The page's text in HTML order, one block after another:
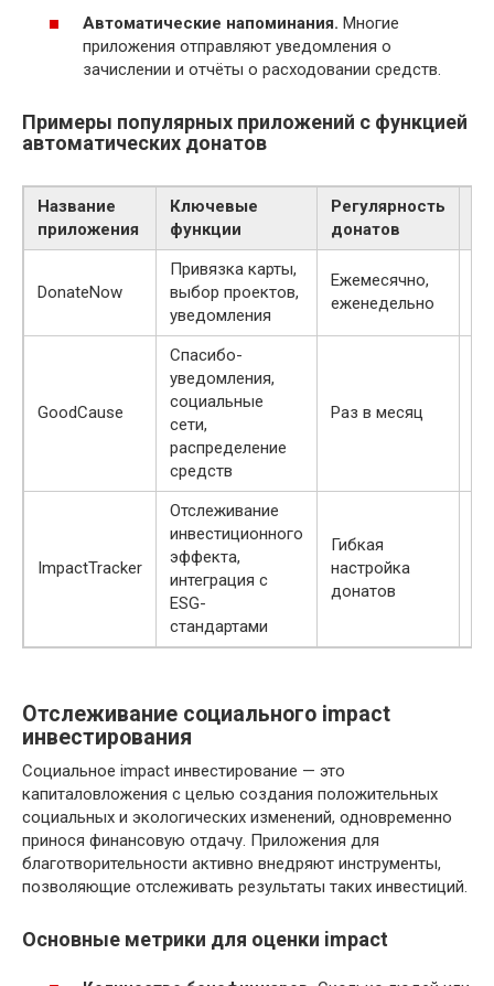
Автоматические напоминания. Многие
приложения отправляют уведомления о
зачислении и отчёты о расходовании средств.
Примеры популярных приложений с функцией
автоматических донатов
Название
приложения
Ключевые
функции
Регулярность
донатов
DonateNow
Привязка карты,
выбор проектов,
уведомления
Ежемесячно,
еженедельно
GoodCause
Спасибо-
уведомления,
социальные
сети,
распределение
средств
Раз в месяц
ImpactTracker
Отслеживание
инвестиционного
эффекта,
интеграция с
ESG-
стандартами
Гибкая
настройка
донатов
Отслеживание социального impact
инвестирования
Социальное impact инвестирование — это
капиталовложения с целью создания положительных
социальных и экологических изменений, одновременно
принося финансовую отдачу. Приложения для
благотворительности активно внедряют инструменты,
позволяющие отслеживать результаты таких инвестиций.
Основные метрики для оценки impact